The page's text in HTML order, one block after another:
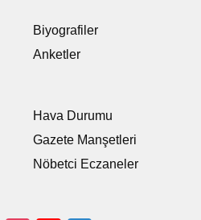
Biyografiler
Anketler
Hava Durumu
Gazete Manşetleri
Nöbetci Eczaneler